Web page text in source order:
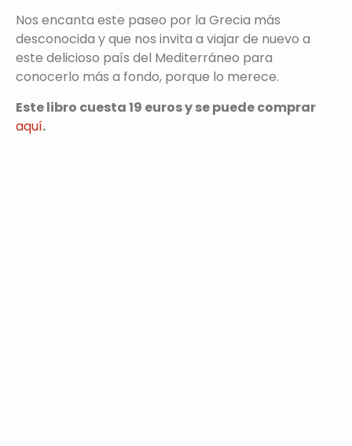
Nos encanta este paseo por la Grecia más
desconocida y que nos invita a viajar de nuevo a
este delicioso país del Mediterráneo para
conocerlo más a fondo, porque lo merece.
Este libro cuesta 19 euros y se puede comprar
aquí.